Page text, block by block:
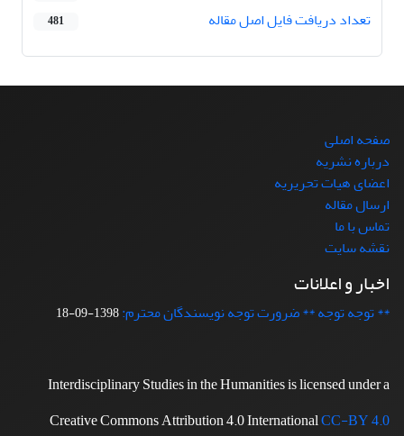
تعداد دریافت فایل اصل مقاله 481
صفحه اصلی
درباره نشریه
اعضای هیات تحریریه
ارسال مقاله
تماس با ما
نقشه سایت
اخبار و اعلانات
** توجه توجه ** ضرورت توجه نویسندگان محترم:1398-09-18
Interdisciplinary Studies in the Humanities is licensed under a
Creative Commons Attribution 4.0 InternationalCC-BY 4.0